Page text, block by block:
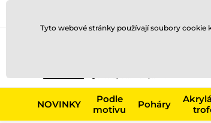
NOVINKY
Podle
motivu
Poháry
Tyto webové stránky používají soubory cookie